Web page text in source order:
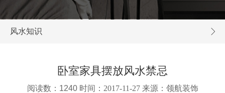
风水知识
卧室家具摆放风水禁忌
阅读数：1240 时间： 2017-11-27来源：领航装饰